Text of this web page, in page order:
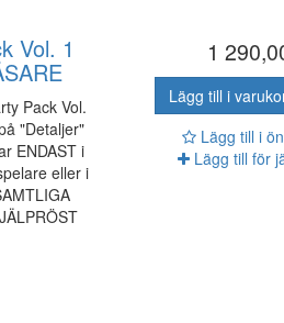
Vol. 1
Pack Vol.
"Detaljer"
ENDAST i
eller i
1
Lägg till i
Lägg till i
Lägg till för